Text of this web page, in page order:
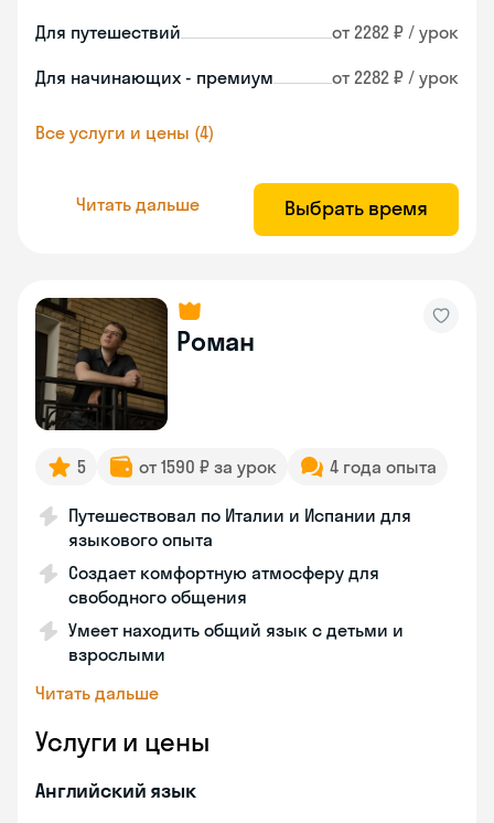
Для путешествий от 2282 ₽ / урок
Для начинающих - премиум от 2282 ₽ / урок
Все услуги и цены (4)
Читать дальше Выбрать время
Роман
5 от 1590 ₽ за урок 4 года опыта
Путешествовал по Италии и Испании для
языкового опыта
Создает комфортную атмосферу для
свободного общения
Умеет находить общий язык с детьми и
взрослыми
Читать дальше
Услуги и цены
Английский язык